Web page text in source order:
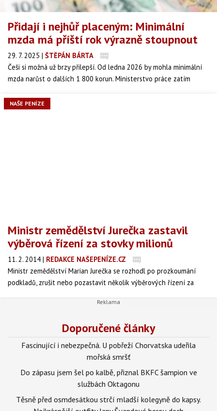
Přidají i nejhůř placeným: Minimální
mzda má příští rok výrazně stoupnout
29. 7. 2025 | ŠTĚPÁN BÁRTA
Češi si možná už brzy přilepší. Od ledna 2026 by mohla minimální
mzda narůst o dalších 1 800 korun. Ministerstvo práce zatím
NAŠE PENÍZE
Ministr zemědělství Jurečka zastavil
výběrová řízení za stovky milionů
11. 2. 2014 | REDAKCE NAŠEPENÍZE.CZ
Ministr zemědělství Marian Jurečka se rozhodl po prozkoumání
podkladů, zrušit nebo pozastavit několik výběrových řízení za
přepracovat s ohledem na zachování maximální hospodárnosti
Doporučené články
Fascinující i nebezpečná. U pobřeží Chorvatska udeřila
mořská smršť
Do zápasu jsem šel po kalbě, přiznal BKFC šampion ve
službách Oktagonu
Těsně před osmdesátkou strčí mladší kolegyně do kapsy.